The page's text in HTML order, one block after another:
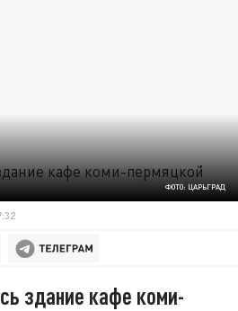
ФОТО: ЦАРЬГРАД
здание кафе коми-